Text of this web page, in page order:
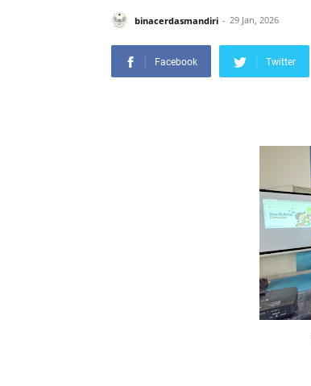
binacerdasmandiri 29 Jan, 2026
Facebook Twitter